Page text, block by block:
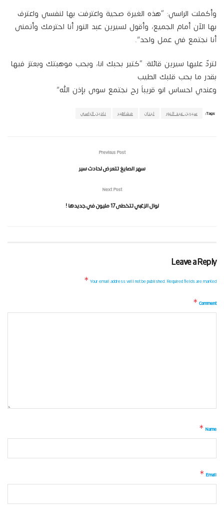
وأكملت الراسي: “هذه الغيرة صحية واعترفت بها لنفسي واعترف
بها الآن أمام الجميع، وأقول لسيرين عبد النور أنا احترمك وأتمنى
أنا نجتمع في عمل واحد”.
لتردّ عليها سيرين قائلة: “كتير بحبك انا، وبحب موهبتك وبعتز فيها
بقدر ما بحب قلبك الطيب
وعندي احساس انو قريباً رح نجتمع سوى بإذن الله”
Tags: سيرين عبد النور لبنان مشاهير نادين الراسي
Previous Post
سهر الصايغ تتعرض لحادث سير
Next Post
نوال الزغبي تتخطى 17 مليون في جديدها !
Leave a Reply
Your email address will not be published.Required fields are marked
*
Comment
*
Name
*
Email
*